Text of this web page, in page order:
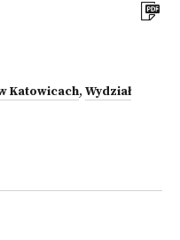
Katowicach, Wydział